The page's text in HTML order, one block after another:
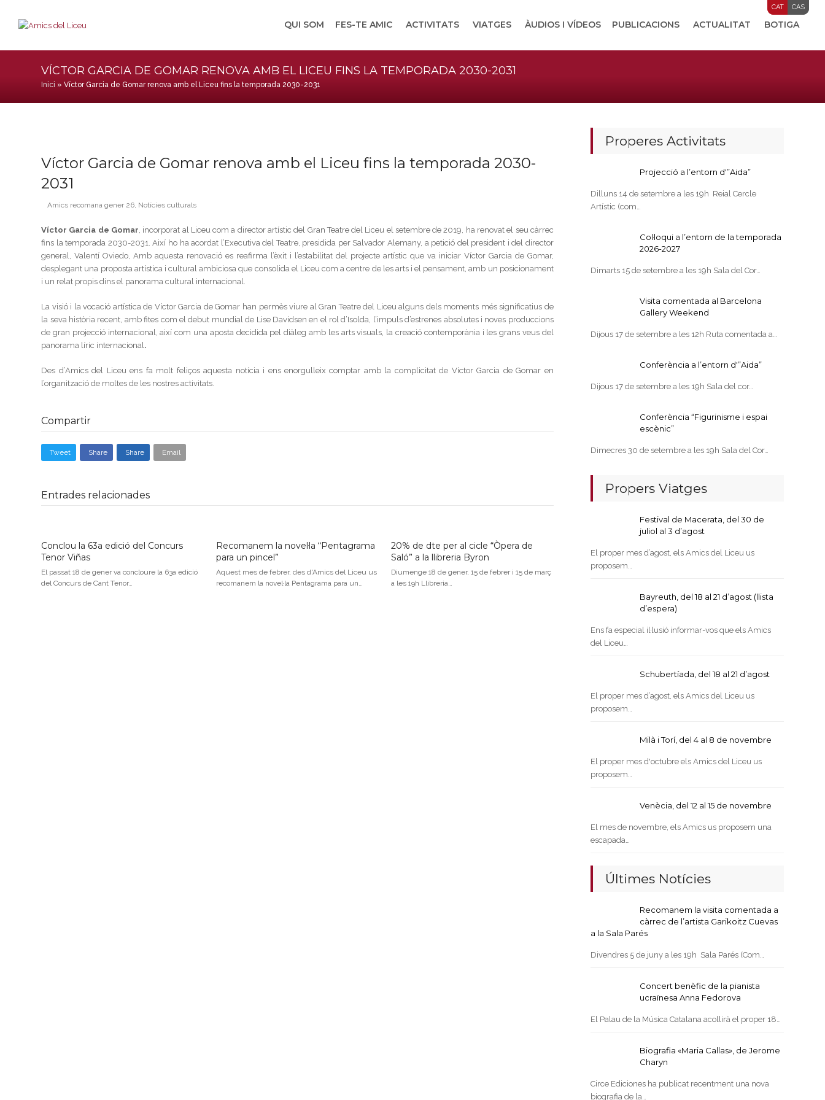
CAT CAS
QUI SOM FES-TE AMIC ACTIVITATS VIATGES ÀUDIOS I VÍDEOS PUBLICACIONS ACTUALITAT BOTIGA
VÍCTOR GARCIA DE GOMAR RENOVA AMB EL LICEU FINS LA TEMPORADA 2030-2031
Inici »Víctor Garcia de Gomar renova amb el Liceu fins la temporada 2030-2031
Víctor Garcia de Gomar renova amb el Liceu fins la temporada 2030-
2031
Amics recomana gener 26, Notícies culturals
Víctor Garcia de Gomar, incorporat al Liceu com a director artístic del Gran Teatre del Liceu el setembre de 2019, ha renovat el seu càrrec
fins la temporada 2030-2031. Així ho ha acordat l’Executiva del Teatre, presidida per Salvador Alemany, a petició del president i del director
general, Valentí Oviedo, Amb aquesta renovació es reafirma l’èxit i l’estabilitat del projecte artístic que va iniciar Víctor Garcia de Gomar,
desplegant una proposta artística i cultural ambiciosa que consolida el Liceu com a centre de les arts i el pensament, amb un posicionament
i un relat propis dins el panorama cultural internacional.
La visió i la vocació artística de Víctor Garcia de Gomar han permès viure al Gran Teatre del Liceu alguns dels moments més significatius de
la seva història recent, amb fites com el debut mundial de Lise Davidsen en el rol d’Isolda, l’impuls d’estrenes absolutes i noves produccions
de gran projecció internacional, així com una aposta decidida pel diàleg amb les arts visuals, la creació contemporània i les grans veus del
panorama líric internacional.
Des d’Amics del Liceu ens fa molt feliços aquesta notícia i ens enorgulleix comptar amb la complicitat de Víctor Garcia de Gomar en
l’organització de moltes de les nostres activitats.
Compartir
Tweet Share Share Email
Entrades relacionades
Conclou la 63a edició del Concurs
Tenor Viñas
El passat 18 de gener va concloure la 63a edició
del Concurs de Cant Tenor…
Recomanem la novel·la “Pentagrama
para un pincel”
Aquest mes de febrer, des d'Amics del Liceu us
recomanem la novel·la Pentagrama para un…
20% de dte per al cicle “Òpera de
Saló” a la llibreria Byron
Diumenge 18 de gener, 15 de febrer i 15 de març
a les 19h Llibreria…
Properes Activitats
Projecció a l’entorn d'”Aida”
Dilluns 14 de setembre a les 19h Reial Cercle
Artístic (com…
Col·loqui a l’entorn de la temporada
2026-2027
Dimarts 15 de setembre a les 19h Sala del Cor…
Visita comentada al Barcelona
Gallery Weekend
Dijous 17 de setembre a les 12h Ruta comentada a…
Conferència a l’entorn d'”Aida”
Dijous 17 de setembre a les 19h Sala del cor…
Conferència “Figurinisme i espai
escènic”
Dimecres 30 de setembre a les 19h Sala del Cor…
Propers Viatges
Festival de Macerata, del 30 de
juliol al 3 d’agost
El proper mes d’agost, els Amics del Liceu us
proposem…
Bayreuth, del 18 al 21 d’agost (llista
d’espera)
Ens fa especial il·lusió informar-vos que els Amics
del Liceu…
Schubertíada, del 18 al 21 d’agost
El proper mes d’agost, els Amics del Liceu us
proposem…
Milà i Torí, del 4 al 8 de novembre
El proper mes d'octubre els Amics del Liceu us
proposem…
Venècia, del 12 al 15 de novembre
El mes de novembre, els Amics us proposem una
escapada…
Últimes Notícies
Recomanem la visita comentada a
càrrec de l’artista Garikoitz Cuevas
a la Sala Parés
Divendres 5 de juny a les 19h Sala Parés (Com…
Concert benèfic de la pianista
ucraïnesa Anna Fedorova
El Palau de la Música Catalana acollirà el proper 18…
Biografia «Maria Callas», de Jerome
Charyn
Circe Ediciones ha publicat recentment una nova
biografia de la…